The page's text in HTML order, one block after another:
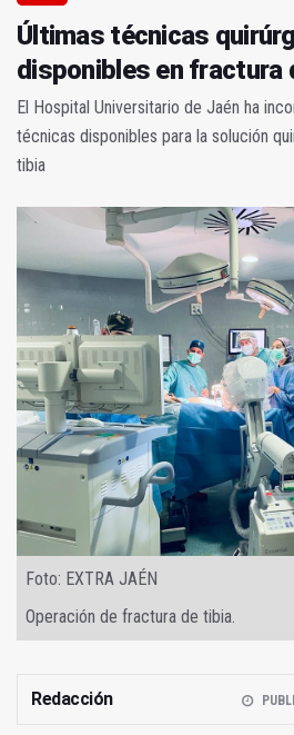
Últimas técnicas
disponibles en fractura
El Hospital Universitario de Jaén ha
técnicas disponibles para la solución
tibia
Foto: EXTRA JAÉN
Operación de fractura de tibia.
Redacción